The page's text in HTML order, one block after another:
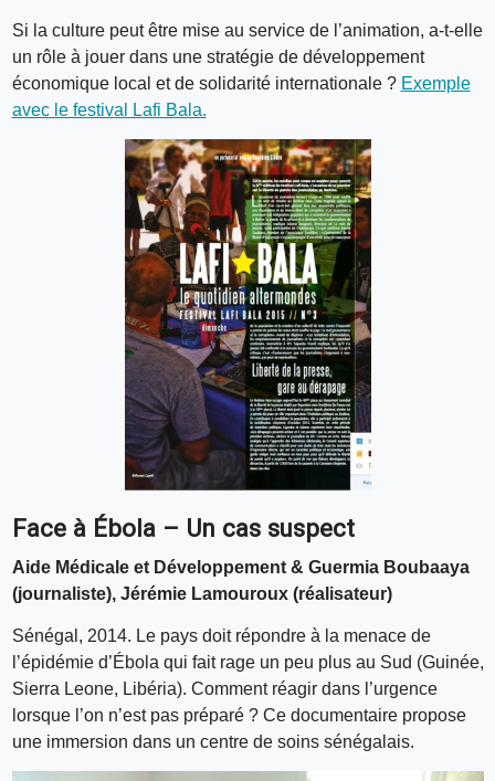
Si la culture peut être mise au service de l’animation, a-t-elle
un rôle à jouer dans une stratégie de développement
économique local et de solidarité internationale ? Exemple
avec le festival Lafi Bala.
Face à Ébola – Un cas suspect
Aide Médicale et Développement & Guermia Boubaaya
(journaliste), Jérémie Lamouroux (réalisateur)
Sénégal, 2014. Le pays doit répondre à la menace de
l’épidémie d’Ébola qui fait rage un peu plus au Sud (Guinée,
Sierra Leone, Libéria). Comment réagir dans l’urgence
lorsque l’on n’est pas préparé ? Ce documentaire propose
une immersion dans un centre de soins sénégalais.